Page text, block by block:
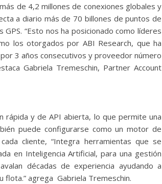
de 4,2 millones de conexiones globales y
a diario más de 70 billones de puntos de
“Esto nos ha posicionado como líderes
los otorgados por ABI Research, que ha
3 años consecutivos y proveedor número
Gabriela Tremeschin, Partner Account
rápida y de API abierta, lo que permite una
puede configurarse como un motor de
cliente, “Integra herramientas que se
en Inteligencia Artificial, para una gestión
décadas de experiencia ayudando a
agrega Gabriela Tremeschin.